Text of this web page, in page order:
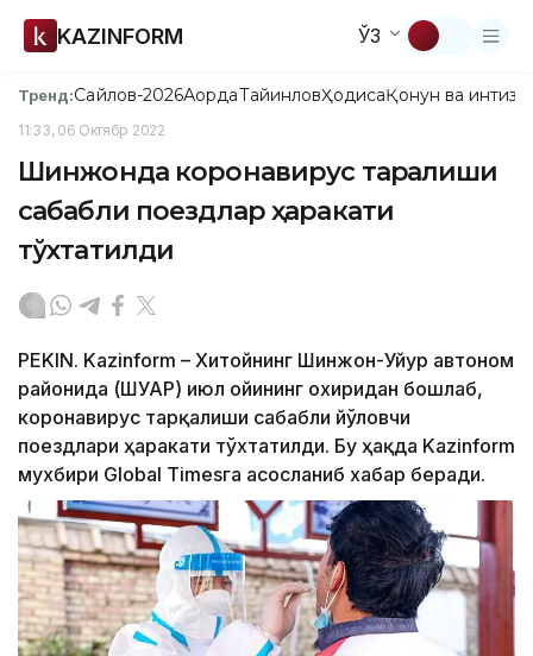
KAZINFORM ЎЗ
Тренд:Сайлов-2026АқордаТайинловҲодисаҚонун ва
11:33, 06 Октябр 2022
Шинжонда коронавирус тарқалиши
сабабли поездлар ҳаракати
тўхтатилди
PEKIN. Kazinform – Хитойнинг Шинжон-Уйғур автоном
районида (ШУАР) июл ойининг охиридан бошлаб,
коронавирус тарқалиши сабабли йўловчи
поездлари ҳаракати тўхтатилди. Бу ҳақда Kazinform
мухбири Global Timesга асосланиб хабар беради.